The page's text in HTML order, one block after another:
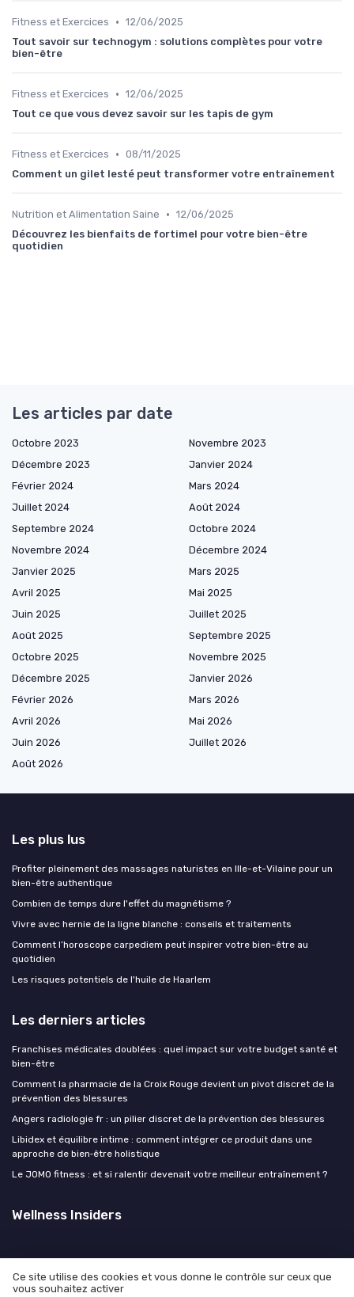
Fitness et Exercices • 12/06/2025
Tout savoir sur technogym : solutions complètes pour votre
bien-être
Fitness et Exercices • 12/06/2025
Tout ce que vous devez savoir sur les tapis de gym
Fitness et Exercices • 08/11/2025
Comment un gilet lesté peut transformer votre entraînement
Nutrition et Alimentation Saine • 12/06/2025
Découvrez les bienfaits de fortimel pour votre bien-être
quotidien
Les articles par date
Octobre 2023
Novembre 2023
Décembre 2023
Janvier 2024
Février 2024
Mars 2024
Juillet 2024
Août 2024
Septembre 2024
Octobre 2024
Novembre 2024
Décembre 2024
Janvier 2025
Mars 2025
Avril 2025
Mai 2025
Juin 2025
Juillet 2025
Août 2025
Septembre 2025
Octobre 2025
Novembre 2025
Décembre 2025
Janvier 2026
Février 2026
Mars 2026
Avril 2026
Mai 2026
Juin 2026
Juillet 2026
Août 2026
Les plus lus
Profiter pleinement des massages naturistes en Ille-et-Vilaine pour un
bien-être authentique
Combien de temps dure l'effet du magnétisme ?
Vivre avec hernie de la ligne blanche : conseils et traitements
Comment l’horoscope carpediem peut inspirer votre bien-être au
quotidien
Les risques potentiels de l'huile de Haarlem
Les derniers articles
Franchises médicales doublées : quel impact sur votre budget santé et
bien-être
Comment la pharmacie de la Croix Rouge devient un pivot discret de la
prévention des blessures
Angers radiologie fr : un pilier discret de la prévention des blessures
Libidex et équilibre intime : comment intégrer ce produit dans une
approche de bien‑être holistique
Le JOMO fitness : et si ralentir devenait votre meilleur entraînement ?
Wellness Insiders
Mentions légales
Ce site utilise des cookies et vous donne le contrôle sur ceux que
vous souhaitez activer